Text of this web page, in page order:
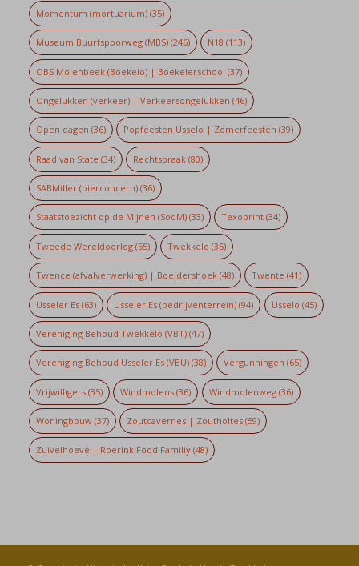
Momentum (mortuarium)(35)
Museum Buurtspoorweg (MBS)(246) N18 (113)
OBS Molenbeek (Boekelo) | Boekelerschool (37)
Ongelukken (verkeer) | Verkeersongelukken (46)
Open dagen (36) Popfeesten Usselo | Zomerfeesten (39)
Raad van State (34) Rechtspraak (80)
SABMiller (bierconcern)(36)
Staatstoezicht op de Mijnen (SodM)(33) Texoprint (34)
Tweede Wereldoorlog(55) Twekkelo (35)
Twence (afvalverwerking) | Boeldershoek(48) Twente (41)
Usseler Es(63) Usseler Es (bedrijventerrein) (94) Usselo (45)
Vereniging Behoud Twekkelo (VBT)(47)
Vereniging Behoud Usseler Es (VBU)(38) Vergunningen (65)
Vrijwilligers(35) Windmolens (36) Windmolenweg(36)
Woningbouw(37) Zoutcavernes | Zoutholtes (59)
Zuivelhoeve | Roerink Food Familiy(48)